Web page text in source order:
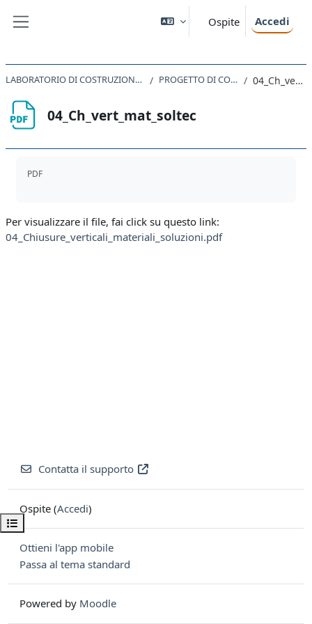
Ospite Accedi
Apri indice del corso
LABORATORIO DI COSTRUZIONE DELL'ARCHITETTURA II 2020 PROGETTO DI COMPONENTI EDILIZI 04_Ch_vert_mat_soltec
04_Ch_vert_mat_soltec
PDF
Per visualizzare il file, fai click su questo link:
04_Chiusure_verticali_materiali_soluzioni.pdf
Contatta il supporto
Ospite (Accedi)
Ottieni l'app mobile
Passa al tema standard
Powered by Moodle